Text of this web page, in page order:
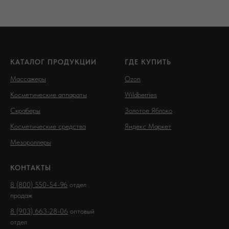
КАТАЛОГ ПРОДУКЦИИ
Массажеры
Косметические аппараты
Скраберы
Косметические средства
Мезороллеры
ГДЕ КУПИТЬ
Ozon
Wildberries
Золотое Яблоко
Яндекс Маркет
КОНТАКТЫ
8 (800) 550-54-96 отдел
продаж
8 (903) 663-28-06 оптовый
отдел